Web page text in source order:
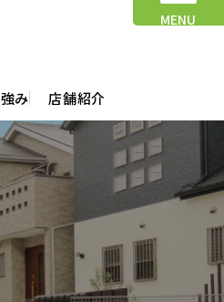
み 店舗紹介
MENU